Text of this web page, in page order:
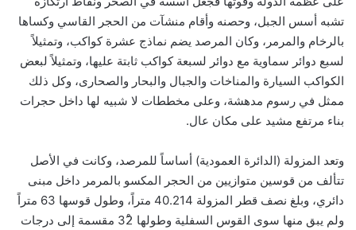
تشبه أسس الجبل، وحصنه وأقام منشآت من الحجر القاسي وكساها
بالرخام والمرمر، وكان المرصد يضم نماذج عشرة كواكب، وتمثيلاً
لسبع دوائر سماوية مع دوائر لسبعة كواكب ثابتة عليها، وتمثيلاً لبعض
الكواكب السيارة والمناخات والجبال والبحار والصحارى، وكل ذلك
ممثل في رسوم مدهشة، وعلى مخططات لا شبيه لها داخل حجرات
بناء مرتفع مشيد على مكان عال.
وتعد المزولة (الدائرة العمودية) أساساً للمرصد، وكانت في الأصل
تتألف من قوسين متوازيين من الحجر المكسو بالمرمر داخل مبنى
دائري، وبلغ نصف قطر المزولة 40.214 متراً، وطول قوسها 63 متراً
ولم يبق منها سوى القوس السفلية وطولها 32ْ مقسمة إلى درجات